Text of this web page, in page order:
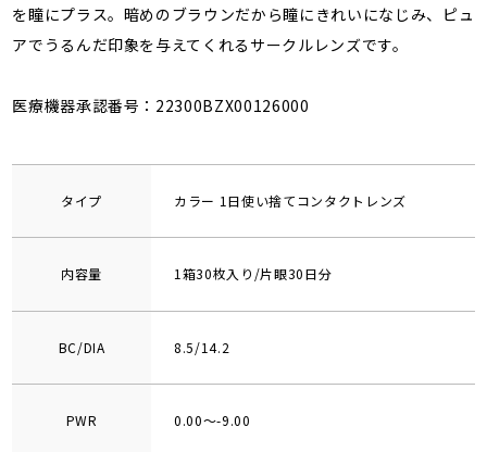
を瞳にプラス。暗めのブラウンだから瞳にきれいになじみ、ピュ
アでうるんだ印象を与えてくれるサークルレンズです。
医療機器承認番号：22300BZX00126000
タイプ カラー 1日使い捨てコンタクトレンズ
内容量 1箱30枚入り/片眼30日分
BC/DIA 8.5/14.2
PWR 0.00～-9.00